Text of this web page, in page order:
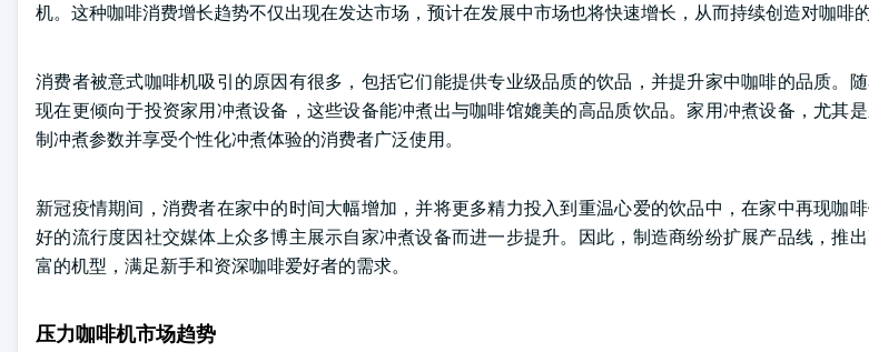
机。这种咖啡消费增长趋势不仅出现在发达市场，预计在发展中市场也将快速增长，从而持续创造对咖啡
消费者被意式咖啡机吸引的原因有很多，包括它们能提供专业级品质的饮品，并提升家中咖啡的品质。
现在更倾向于投资家用冲煮设备，这些设备能冲煮出与咖啡馆媲美的高品质饮品。家用冲煮设备，尤其
制冲煮参数并享受个性化冲煮体验的消费者广泛使用。
新冠疫情期间，消费者在家中的时间大幅增加，并将更多精力投入到重温心爱的饮品中，在家中再现咖
好的流行度因社交媒体上众多博主展示自家冲煮设备而进一步提升。因此，制造商纷纷扩展产品线，推
富的机型，满足新手和资深咖啡爱好者的需求。
压力咖啡机市场趋势